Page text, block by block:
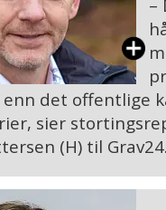
–
det offentlige
sier
(H) til Grav24.